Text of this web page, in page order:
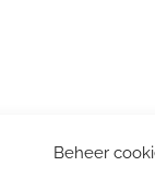
Beheer